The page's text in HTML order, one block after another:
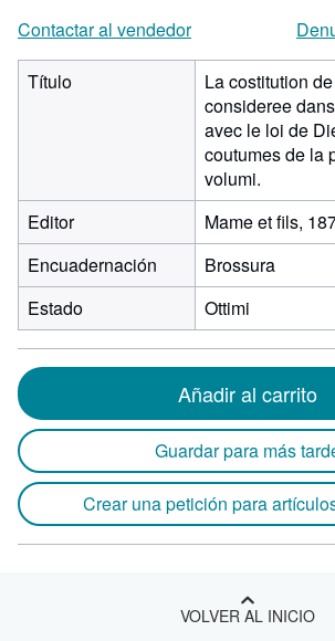
Contactar al vendedor
Título
La costitution
consideree
avec le loi de
coutumes de la
volumi.
Editor
Mame et fils,
Encuadernación
Brossura
Estado
Ottimi
Añadir al carrito
Guardar para más
Crear una petición para
VOLVER AL INICIO